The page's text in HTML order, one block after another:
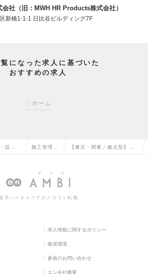
社（旧：MWH HR Products株式会社）
橋1-1-1 日比谷ビルディング7F
になった求人に基づいた
おすすめの求人
ホーム
設 施工管理
転職
【東京・関東／拠点型】建
人情報
手ハイキャリアのスカウト転職
求人情報に関するポリシー
推奨環境
参画のお問い合わせ
エン会社概要